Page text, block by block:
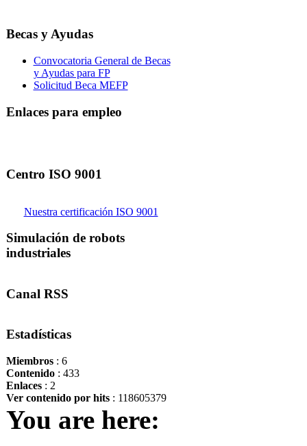
Becas y Ayudas
Convocatoria General de Becas
y Ayudas para FP
Solicitud Beca MEFP
Enlaces para empleo
Centro ISO 9001
Nuestra certificación ISO 9001
Simulación de robots
industriales
Canal RSS
Estadísticas
Miembros: 6
Contenido: 433
Enlaces: 2
Ver contenido por hits: 118605379
You are here: